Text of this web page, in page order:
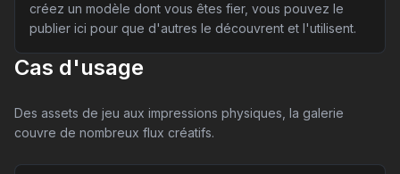
créez un modèle dont vous êtes fier, vous pouvez le
publier ici pour que d'autres le découvrent et l'utilisent.
Cas d'usage
Des assets de jeu aux impressions physiques, la galerie
couvre de nombreux flux créatifs.